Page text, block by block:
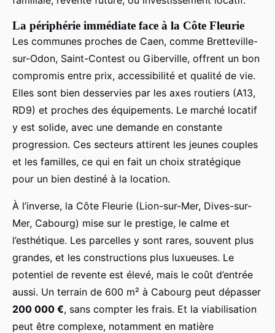
La périphérie immédiate face à la Côte Fleurie
Les communes proches de Caen, comme Bretteville-
sur-Odon, Saint-Contest ou Giberville, offrent un bon
compromis entre prix, accessibilité et qualité de vie.
Elles sont bien desservies par les axes routiers (A13,
RD9) et proches des équipements. Le marché locatif
y est solide, avec une demande en constante
progression. Ces secteurs attirent les jeunes couples
et les familles, ce qui en fait un choix stratégique
pour un bien destiné à la location.
À l’inverse, la Côte Fleurie (Lion-sur-Mer, Dives-sur-
Mer, Cabourg) mise sur le prestige, le calme et
l’esthétique. Les parcelles y sont rares, souvent plus
grandes, et les constructions plus luxueuses. Le
potentiel de revente est élevé, mais le coût d’entrée
aussi. Un terrain de 600 m² à Cabourg peut dépasser
200 000 €, sans compter les frais. Et la viabilisation
peut être complexe, notamment en matière